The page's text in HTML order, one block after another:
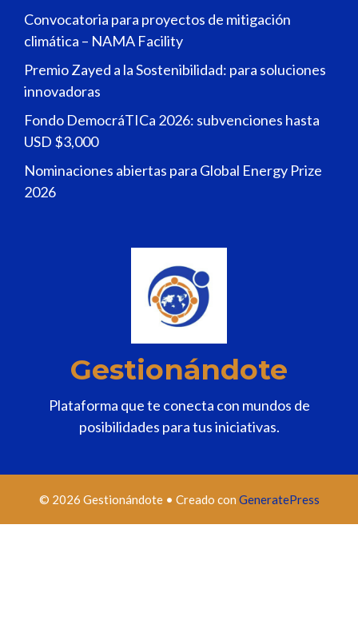
Convocatoria para proyectos de mitigación
climática – NAMA Facility
Premio Zayed a la Sostenibilidad: para soluciones
innovadoras
Fondo DemocráTICa 2026: subvenciones hasta
USD $3,000
Nominaciones abiertas para Global Energy Prize
2026
Gestionándote
Plataforma que te conecta con mundos de
posibilidades para tus iniciativas.
© 2026 Gestionándote• Creado con GeneratePress